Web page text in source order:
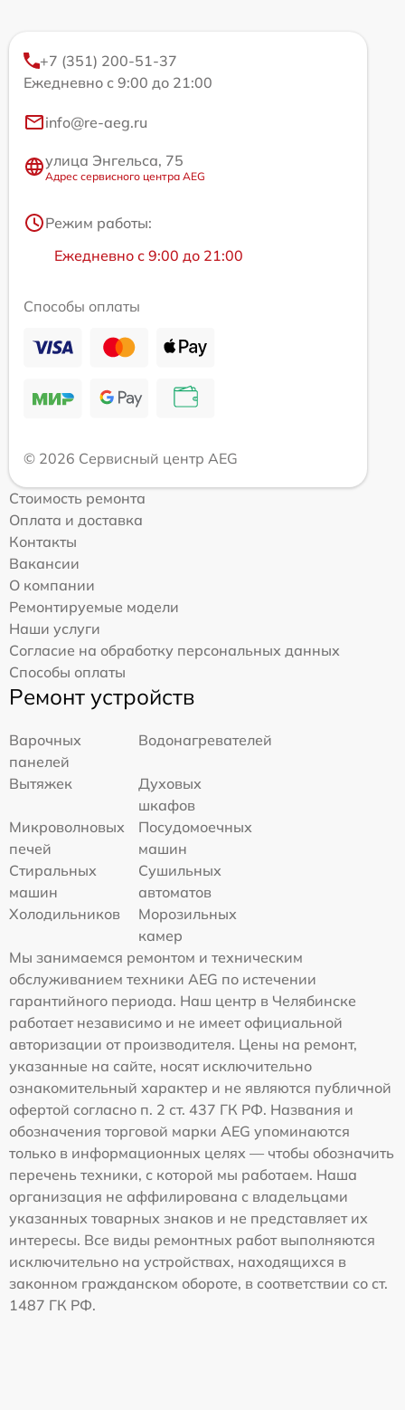
+7 (351) 200-51-37
Ежедневно с 9:00 до 21:00
info@re-aeg.ru
улица Энгельса, 75
Адрес сервисного центра AEG
Режим работы:
Ежедневно с 9:00 до 21:00
Способы оплаты
© 2026 Сервисный центр AEG
Стоимость ремонта
Оплата и доставка
Контакты
Вакансии
О компании
Ремонтируемые модели
Наши услуги
Согласие на обработку персональных данных
Способы оплаты
Ремонт устройств
Варочных
панелей
Водонагревателей
Вытяжек
Духовых
шкафов
Микроволновых
печей
Посудомоечных
машин
Стиральных
машин
Сушильных
автоматов
Холодильников
Морозильных
камер
Мы занимаемся ремонтом и техническим
обслуживанием техники AEG по истечении
гарантийного периода. Наш центр в Челябинске
работает независимо и не имеет официальной
авторизации от производителя. Цены на ремонт,
указанные на сайте, носят исключительно
ознакомительный характер и не являются публичной
офертой согласно п. 2 ст. 437 ГК РФ. Названия и
обозначения торговой марки AEG упоминаются
только в информационных целях — чтобы обозначить
перечень техники, с которой мы работаем. Наша
организация не аффилирована с владельцами
указанных товарных знаков и не представляет их
интересы. Все виды ремонтных работ выполняются
исключительно на устройствах, находящихся в
законном гражданском обороте, в соответствии со ст.
1487 ГК РФ.